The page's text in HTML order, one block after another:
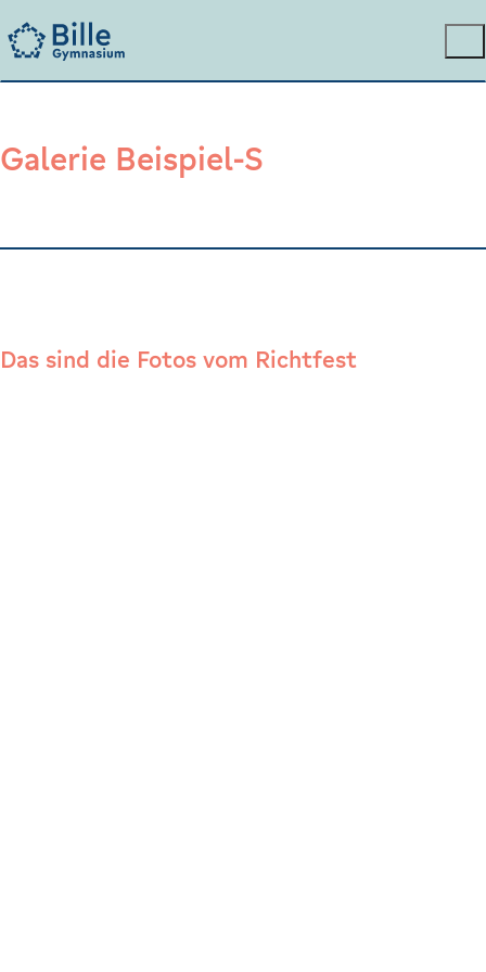
Galerie Beispiel-S
Das sind die Fotos vom Richtfest